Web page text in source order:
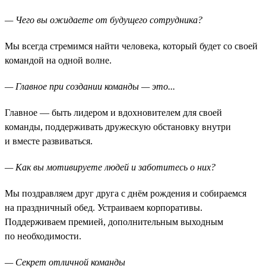
— Чего вы ожидаете от будущего сотрудника?
Мы всегда стремимся найти человека, который будет со своей
командой на одной волне.
— Главное при создании команды — это...
Главное — быть лидером и вдохновителем для своей
команды, поддерживать дружескую обстановку внутри
и вместе развиваться.
— Как вы мотивируете людей и заботитесь о них?
Мы поздравляем друг друга с днём рождения и собираемся
на праздничный обед. Устраиваем корпоративы.
Поддерживаем премией, дополнительным выходным
по необходимости.
— Секрет отличной команды